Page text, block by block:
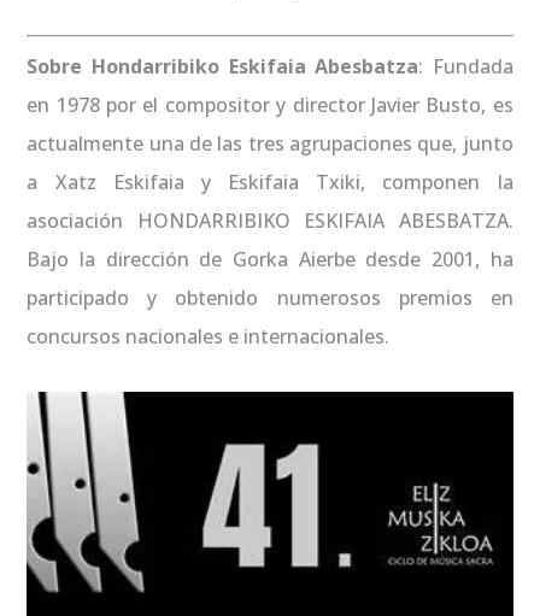
Sobre Hondarribiko Eskifaia Abesbatza: Fundada
en 1978 por el compositor y director Javier Busto, es
actualmente una de las tres agrupaciones que, junto
a Xatz Eskifaia y Eskifaia Txiki, componen la
asociación HONDARRIBIKO ESKIFAIA ABESBATZA.
Bajo la dirección de Gorka Aierbe desde 2001, ha
participado y obtenido numerosos premios en
concursos nacionales e internacionales.